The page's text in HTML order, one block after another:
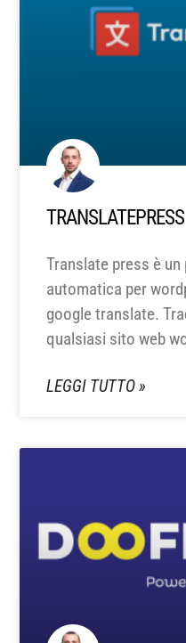
TRANSLATEPRESS
Translate press è
automatica per
google translate.
qualsiasi sito web
LEGGI TUTTO »